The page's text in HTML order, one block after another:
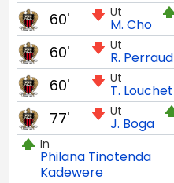
Ut
M. Cho
60'
Ut
R. Perraud
60'
Ut
T. Louchet
60'
Ut
J. Boga
77'
In
Philana Tinotenda
Kadewere